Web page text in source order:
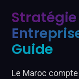
Stratégie
Guide
Le Maroc